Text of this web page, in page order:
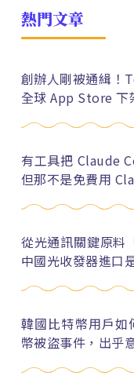
熱門文章
創辦人剛被通緝！
全球 App Store 下
有工具把 Claude
但那不是免費用
從光通訊關鍵原料
中國光收發器進口
韓國比特幣用戶
幣被盜事件，出乎